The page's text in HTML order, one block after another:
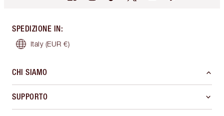
SPEDIZIONE IN:
Italy (EUR €)
CHI SIAMO
SUPPORTO